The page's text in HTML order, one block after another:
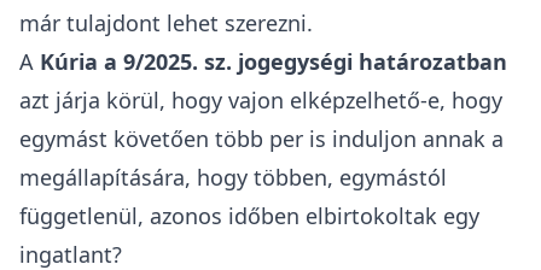
már tulajdont lehet szerezni.
A Kúria a 9/2025. sz. jogegységi határozatban
azt járja körül, hogy vajon elképzelhető-e, hogy
egymást követően több per is induljon annak a
megállapítására, hogy többen, egymástól
függetlenül, azonos időben elbirtokoltak egy
ingatlant?